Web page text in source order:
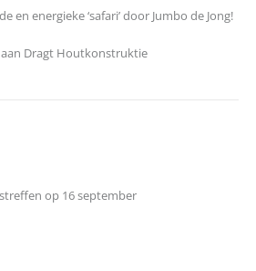
en energieke ‘safari’ door Jumbo de Jong!
Dragt Houtkonstruktie
op 16 september